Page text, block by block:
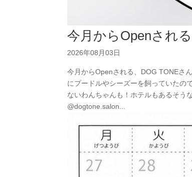
今月からOpenされ
2026年08月03日
今月からOpenされる、DOG TONEさ
にプードルやシーズーを飼っていたの
ないわんちゃんも！ホテルもあるそ
@dogtone.salon...